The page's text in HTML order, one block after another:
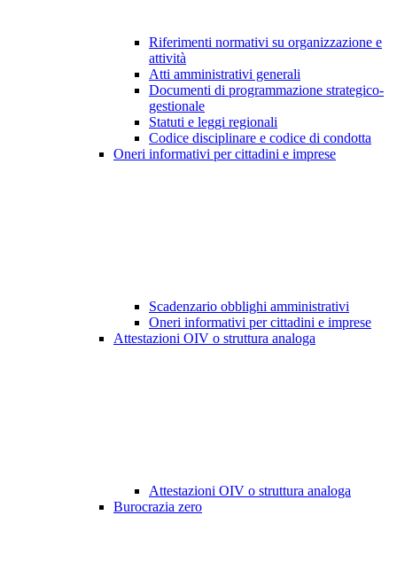
Riferimenti normativi su organizzazione e
attività
Atti amministrativi generali
Documenti di programmazione strategico-
gestionale
Statuti e leggi regionali
Codice disciplinare e codice di condotta
Oneri informativi per cittadini e imprese
Scadenzario obblighi amministrativi
Oneri informativi per cittadini e imprese
Attestazioni OIV o struttura analoga
Attestazioni OIV o struttura analoga
Burocrazia zero